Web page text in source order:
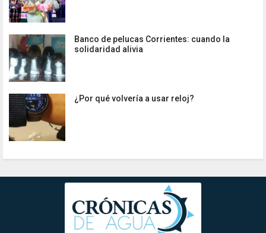
Banco de pelucas Corrientes: cuando la
solidaridad alivia
¿Por qué volvería a usar reloj?